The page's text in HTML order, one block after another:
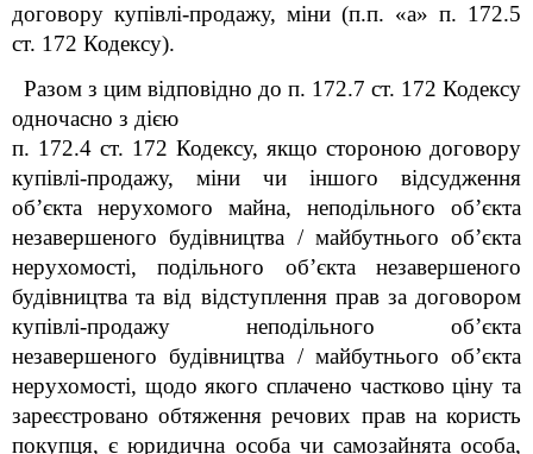
договору купівлі-продажу, міни (п.п. «а» п. 172.5
ст. 172 Кодексу).
Разом з цим відповідно до п. 172.7 ст. 172 Кодексу
одночасно з дією
п. 172.4 ст. 172 Кодексу, якщо стороною договору
купівлі-продажу, міни чи іншого відсудження
об’єкта нерухомого майна, неподільного об’єкта
незавершеного будівництва / майбутнього об’єкта
нерухомості, подільного об’єкта незавершеного
будівництва та від відступлення прав за договором
купівлі-продажу неподільного об’єкта
незавершеного будівництва / майбутнього об’єкта
нерухомості, щодо якого сплачено частково ціну та
зареєстровано обтяження речових прав на користь
покупця, є юридична особа чи самозайнята особа,